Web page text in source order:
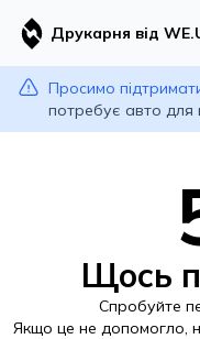
Друкарня від
Просимо
потребує авто для
Щось
Спробуйте
Якщо це не допомогло,